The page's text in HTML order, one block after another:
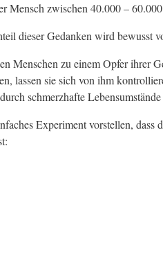
Mensch zwischen 40.000 –
dieser Gedanken wird bewusst
Menschen zu einem Opfer ihrer
lassen sie sich von ihm
schmerzhafte
Experiment vorstellen,